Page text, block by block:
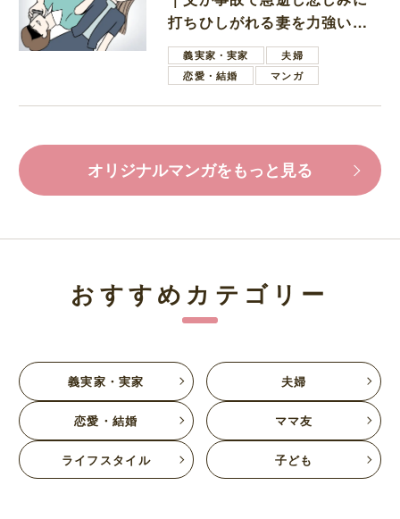
打ちひしがれる妻を力強い言
葉で励ます夫
義実家・実家
夫婦
恋愛・結婚
マンガ
オリジナルマンガをもっと見る
おすすめカテゴリー
義実家・実家 夫婦
恋愛・結婚 ママ友
ライフスタイル 子ども